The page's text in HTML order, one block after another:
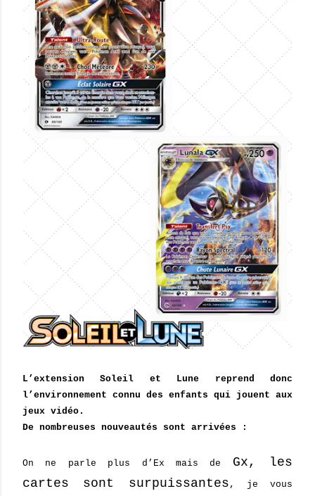
L’extension Soleil et Lune reprend donc
l’environnement connu des enfants qui jouent aux
jeux vidéo.
De nombreuses nouveautés sont arrivées :
On ne parle plus d’Ex mais de Gx, les
cartes sont surpuissantes , je vous